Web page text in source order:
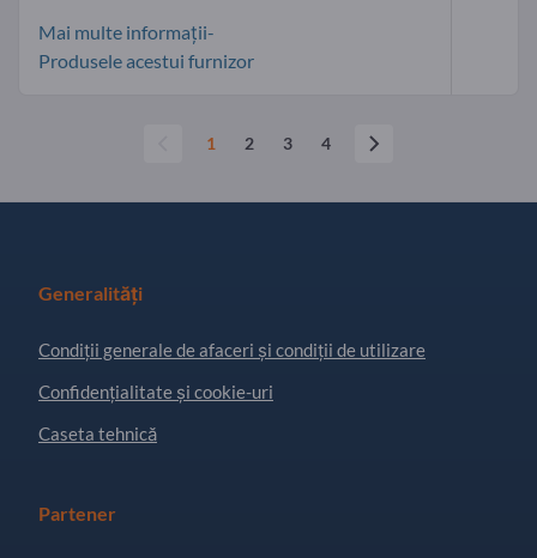
Mai multe informații-
Produsele acestui furnizor
1 2 3 4
Generalități
Condiţii generale de afaceri și condiții de utilizare
Confidențialitate și cookie-uri
Caseta tehnică
Partener